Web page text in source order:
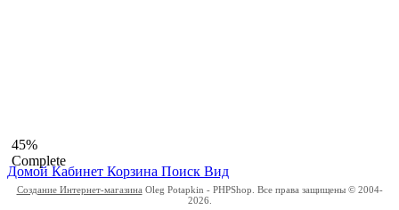
45%
Complete
Домой Кабинет Корзина Поиск Вид
Создание Интернет-магазина Oleg Potapkin - PHPShop. Все права защищены © 2004-
2026.